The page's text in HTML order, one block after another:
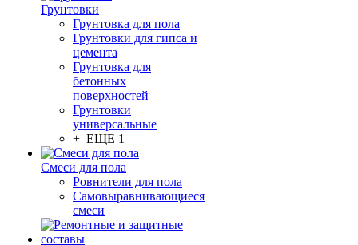
Грунтовки
Грунтовка для пола
Грунтовки для гипса и
цемента
Грунтовка для
бетонных
поверхностей
Грунтовки
универсальные
+ ЕЩЕ 1
Смеси для пола
Ровнители для пола
Самовыравнивающиеся
смеси